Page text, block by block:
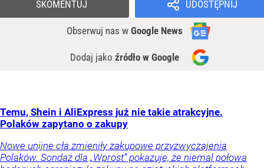
UDOSTĘPNIJ
Obserwuj nas w Google News
Dodaj jako źródło w Google
SKOMENTUJ
Temu, Shein i AliExpress już nie takie atrakcyjne.
Polaków zapytano o zakupy
Nowe unijne cła zmieniły zakupowe przyzwyczajenia
Polaków. Sondaż dla „Wprost” pokazuje, że niemal połowa